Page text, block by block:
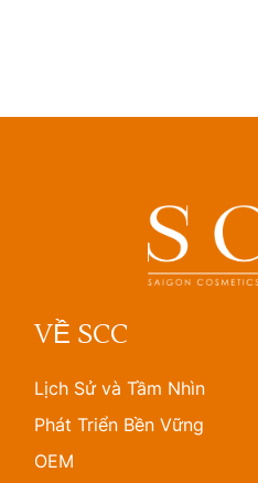
VỀ SCC
Lịch Sử và Tầm Nhìn
Phát Triển Bền Vững
OEM